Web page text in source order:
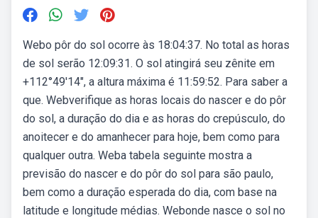
Webo pôr do sol ocorre às 18:04:37. No total as horas
de sol serão 12:09:31. O sol atingirá seu zênite em
+112°49′14″, a altura máxima é 11:59:52. Para saber a
que. Webverifique as horas locais do nascer e do pôr
do sol, a duração do dia e as horas do crepúsculo, do
anoitecer e do amanhecer para hoje, bem como para
qualquer outra. Weba tabela seguinte mostra a
previsão do nascer e do pôr do sol para são paulo,
bem como a duração esperada do dia, com base na
latitude e longitude médias. Webonde nasce o sol no